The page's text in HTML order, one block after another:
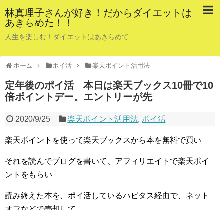
林真理子さんが好き！だからダイエットは
あきらめた！！
人生を楽しむ！ダイエットはあきらめて
ホーム ポイ活 楽天ポイント活用法
定年後のポイ活 本日は楽天ブックス10冊で10
倍ポイントデー。エントリーが先
2020/9/25 楽天ポイント活用法, ポイ活
楽天ポイントを使って楽天ブックスから本を無料で買い
それを読んでブログを書いて、アフィリエイトで楽天ポイ
ントをもらい
読み終えた本を、ポイ活しているハピタス経由で、ネット